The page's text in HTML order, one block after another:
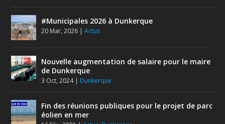
#Municipales 2026 à Dunkerque
20 Mar, 2026 |Actus
Nouvelle augmentation de salaire pour le maire
de Dunkerque
3 Oct, 2024| Dunkerque
Fin des réunions publiques pour le projet de parc
éolien en mer